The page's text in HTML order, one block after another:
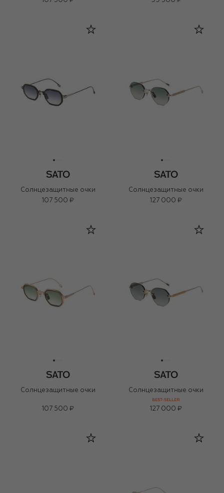
Солнцезащитные очки
107 500 ₽
Солнцезащитные очки
127 000 ₽
Солнцезащитные очки
107 500 ₽
Солнцезащитные очки
BEST-SELLER
127 000 ₽